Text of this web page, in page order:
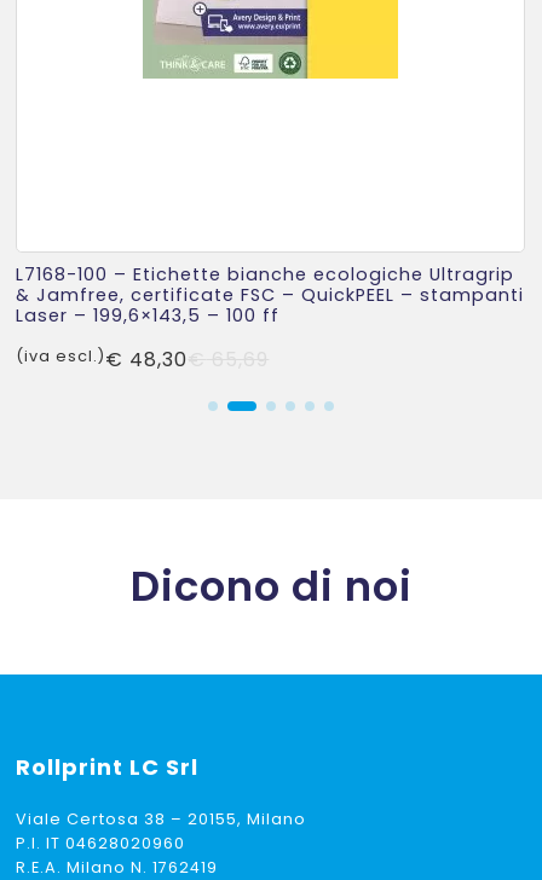
L7168-100 – Etichette bianche ecologiche Ultragrip
& Jamfree, certificate FSC – QuickPEEL – stampanti
Laser – 199,6×143,5 – 100 ff
originale
€ 48,30
attuale
(iva escl.)
Dicono di noi
Rollprint LC Srl
Viale Certosa 38 – 20155, Milano
P.I. IT 04628020960
R.E.A. Milano N. 1762419